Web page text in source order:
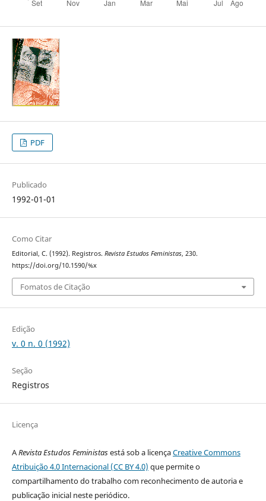
PDF
Publicado
1992-01-01
Como Citar
Editorial, C. (1992). Registros. Revista Estudos Feministas, 230.
https://doi.org/10.1590/%x
Fomatos de Citação
Edição
v. 0 n. 0 (1992)
Seção
Registros
Licença
ARevista Estudos Feministasestá sob a licençaCreative Commons
Atribuição 4.0 Internacional (CC BY 4.0) que permite o
compartilhamento do trabalho com reconhecimento de autoria e
publicação inicial neste periódico.